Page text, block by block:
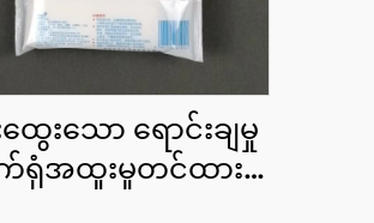
ထွေးသော ရောင်းချမှု
ရုံအထူးမှုတင်ထား